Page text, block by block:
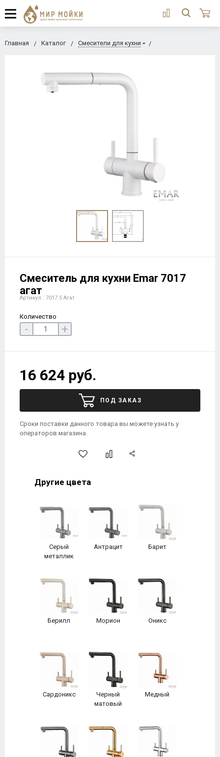
Главная Каталог Смесители для кухни
Смеситель для кухни Еmar 7017
агат
Артикул : 7017.5 Агат
Количество
- +
16 624 руб.
ПОД ЗАКАЗ
Сроки поставки данного товара вы можете узнать у
операторов магазина.
Другие цвета
Серый
металлик
Антрацит Барит
Берилл Морион Оникс
Сардоникс
Черный
матовый
Медный